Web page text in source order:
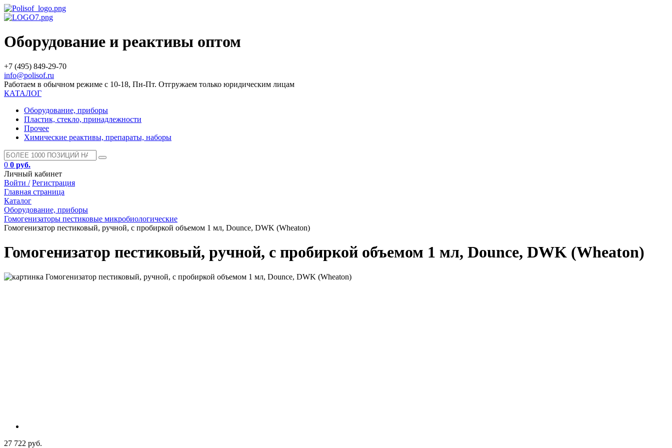
Оборудование и реактивы оптом
+7 (495) 849-29-70
info@polisof.ru
Работаем в обычном режиме с 10-18, Пн-Пт. Отгружаем только юридическим лицам
КАТАЛОГ
Оборудование, приборы
Пластик, стекло, принадлежности
Прочее
Химические реактивы, препараты, наборы
0 0 руб.
Личный кабинет
Войти / Регистрация
Главная страница
Каталог
Оборудование, приборы
Гомогенизаторы пестиковые микробиологические
Гомогенизатор пестиковый, ручной, с пробиркой объемом 1 мл, Dounce, DWK (Wheaton)
Гомогенизатор пестиковый, ручной, с пробиркой объемом 1 мл, Dounce, DWK (Wheaton)
27 722 руб.